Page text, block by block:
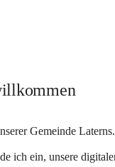
Gemeinde Laterns.
ich ein, unsere